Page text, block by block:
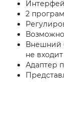
2
Внешний
не входит
Адаптер